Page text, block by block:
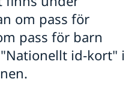
om pass för
pass för barn
id-kort" i